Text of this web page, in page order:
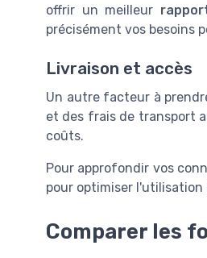
offrir un meilleur
précisément vos besoins
Livraison et accès
Un autre facteur à
et des frais de transport
coûts.
Pour approfondir vos
pour optimiser
Comparer les